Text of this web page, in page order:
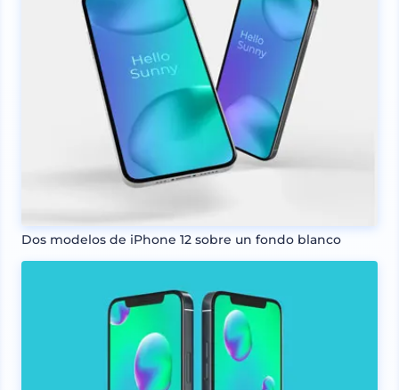
Dos modelos de iPhone 12 sobre un fondo blanco